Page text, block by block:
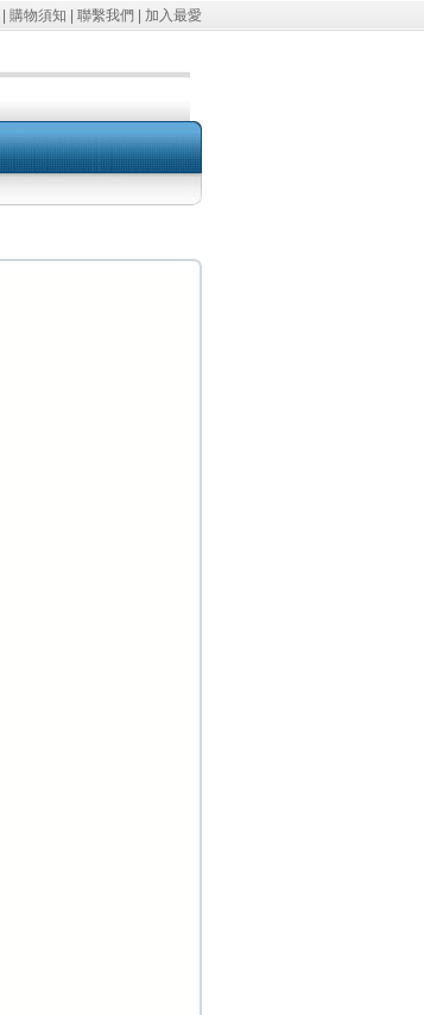
購物須知 聯繫我們 加入最愛